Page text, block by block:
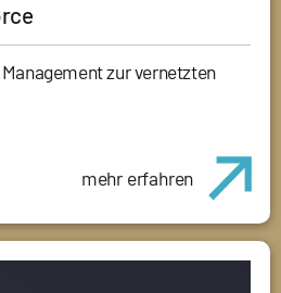
zur vernetzten
mehr erfahren